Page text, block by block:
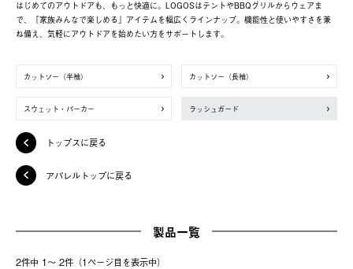
はじめてのアウトドアも、もっと快適に。LOGOSはテントやBBQグリルからウェアま
で、「家族みんなで楽しめる」アイテムを幅広くラインナップ。機能性と使いやすさを兼
ね備え、気軽にアウトドアを始めたい方をサポートします。
カットソー（半袖） カットソー（長袖）
スウェット・パーカー ラッシュガード
トップスに戻る
アパレルトップに戻る
製品一覧
2件中 1〜 2件（1ページ⽬を表⽰中）